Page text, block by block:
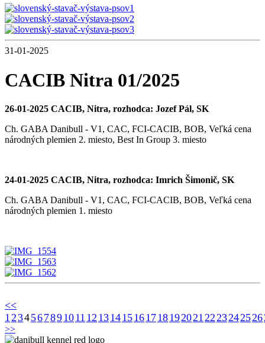
31-01-2025
CACIB Nitra 01/2025
26-01-2025 CACIB, Nitra, rozhodca: Jozef Pál, SK
Ch. GABA Danibull - V1, CAC, FCI-CACIB, BOB, Veľká cena
národných plemien 2. miesto, Best In Group 3. miesto
24-01-2025 CACIB, Nitra, rozhodca: Imrich Šimonič, SK
Ch. GABA Danibull - V1, CAC, FCI-CACIB, BOB, Veľká cena
národných plemien 1. miesto
<<
1234567891011 12 1314151617181920212223242526
>>